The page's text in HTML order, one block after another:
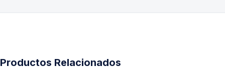
Productos Relacionados